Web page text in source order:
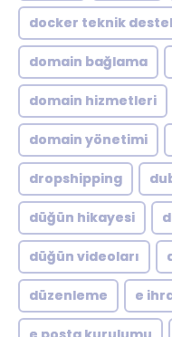
docker teknik
domain bağlama
domain hizmetleri
domain yönetimi
dropshipping
düğün hikayesi
düğün videoları
düzenleme e